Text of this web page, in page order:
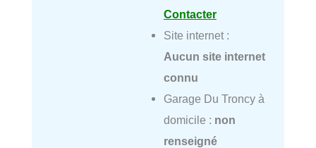
Contacter
Site internet :
Aucun site internet
connu
Garage Du Troncy à
domicile : non
renseigné